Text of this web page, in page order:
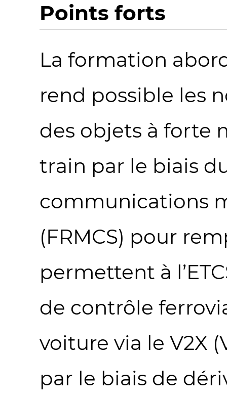
Points forts
La formation
rend possible les
des objets à forte
train par le biais
communications
(FRMCS) pour
permettent à
de contrôle
voiture via le V2X
par le biais de